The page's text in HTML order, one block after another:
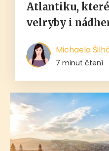
Atlantiku,
velryby i
Michaela
7 minut čtení